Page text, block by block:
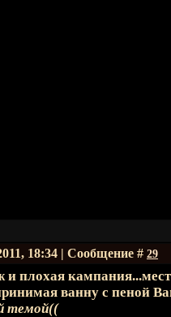
18:34 | Сообщение # 29
плохая
ванну с пеной
темой((